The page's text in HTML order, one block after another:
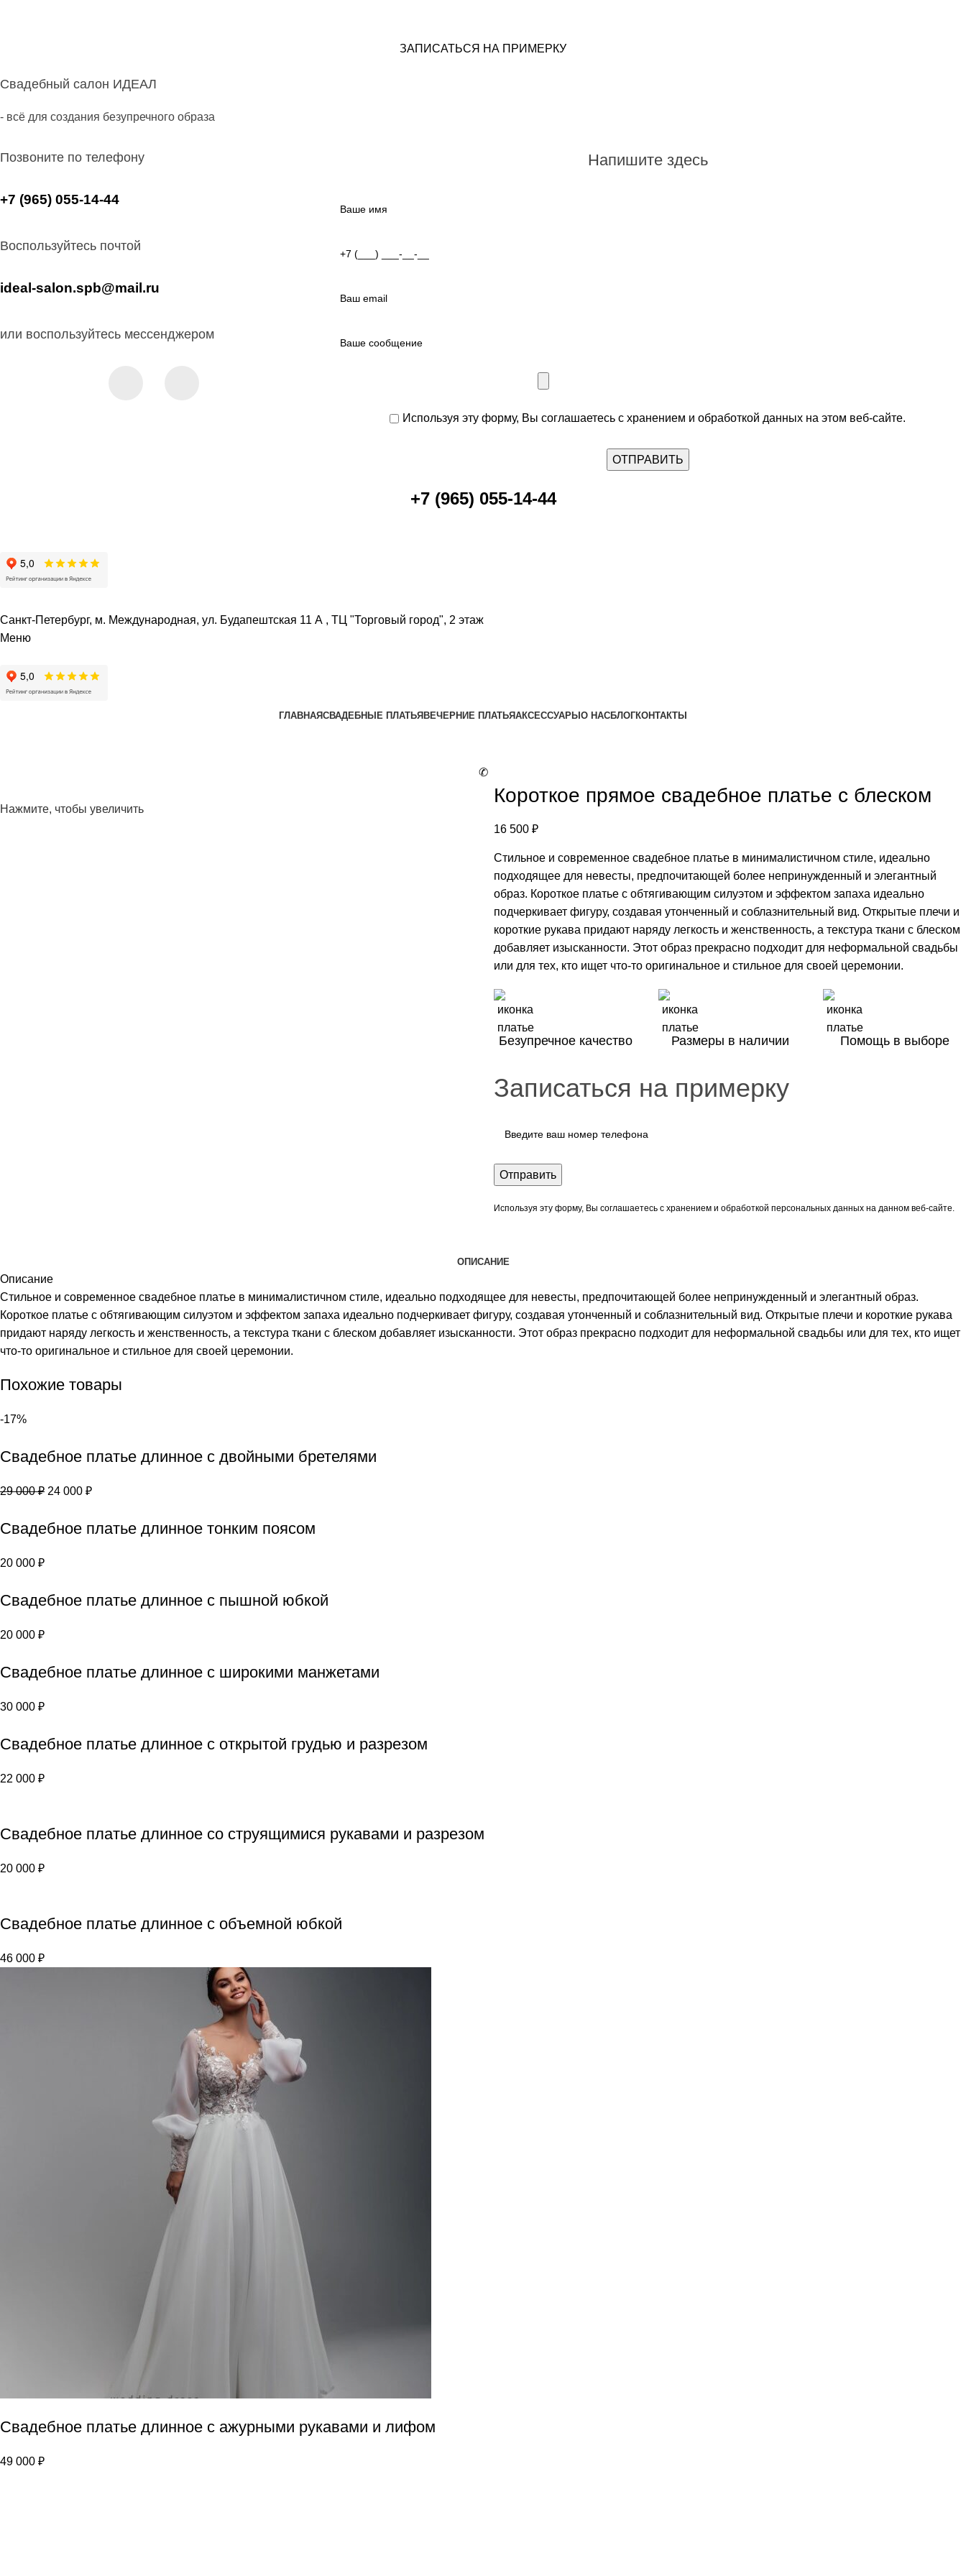
ЗАПИСАТЬСЯ НА ПРИМЕРКУ
Свадебный салон ИДЕАЛ
- всё для создания безупречного образа
Позвоните по телефону
+7 (965) 055-14-44
Воспользуйтесь почтой
ideal-salon.spb@mail.ru
или воспользуйтесь мессенджером
Напишите здесь
Используя эту форму, Вы соглашаетесь с хранением и обработкой данных на этом веб-сайте.
+7 (965) 055-14-44
Санкт-Петербург, м. Международная, ул. Будапештская 11 А , ТЦ "Торговый город", 2 этаж
Меню
ГЛАВНАЯСВАДЕБНЫЕ ПЛАТЬЯ ВЕЧЕРНИЕ ПЛАТЬЯАКСЕССУАРЫ О НАСБЛОГКОНТАКТЫ
✆
Нажмите, чтобы увеличить
Короткое прямое свадебное платье с блеском
16 500 ₽
Стильное и современное свадебное платье в минималистичном стиле, идеально
подходящее для невесты, предпочитающей более непринужденный и элегантный
образ. Короткое платье с обтягивающим силуэтом и эффектом запаха идеально
подчеркивает фигуру, создавая утонченный и соблазнительный вид. Открытые плечи и
короткие рукава придают наряду легкость и женственность, а текстура ткани с блеском
добавляет изысканности. Этот образ прекрасно подходит для неформальной свадьбы
или для тех, кто ищет что-то оригинальное и стильное для своей церемонии.
Безупречное качество Размеры в наличии Помощь в выборе
Записаться на примерку
Используя эту форму, Вы соглашаетесь с хранением и обработкой персональных данных на данном веб-сайте.
ОПИСАНИЕ
Описание
Стильное и современное свадебное платье в минималистичном стиле, идеально подходящее для невесты, предпочитающей более непринужденный и элегантный образ.
Короткое платье с обтягивающим силуэтом и эффектом запаха идеально подчеркивает фигуру, создавая утонченный и соблазнительный вид. Открытые плечи и короткие рукава
придают наряду легкость и женственность, а текстура ткани с блеском добавляет изысканности. Этот образ прекрасно подходит для неформальной свадьбы или для тех, кто ищет
что-то оригинальное и стильное для своей церемонии.
Похожие товары
-17%
Свадебное платье длинное с двойными бретелями
29 000₽ 24 000 ₽
Свадебное платье длинное тонким поясом
20 000 ₽
Свадебное платье длинное с пышной юбкой
20 000 ₽
Свадебное платье длинное с широкими манжетами
30 000 ₽
Свадебное платье длинное с открытой грудью и разрезом
22 000 ₽
Свадебное платье длинное со струящимися рукавами и разрезом
20 000 ₽
Свадебное платье длинное с объемной юбкой
46 000 ₽
Свадебное платье длинное с ажурными рукавами и лифом
49 000 ₽